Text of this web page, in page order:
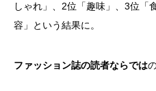
しゃれ」、2位「趣味」、3位「
容」という結果に。
ファッション誌の読者ならでは